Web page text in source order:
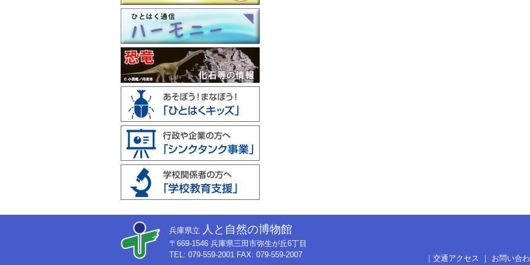
兵庫県立 人と自然の博物館
〒669-1546 兵庫県三田市弥生が丘6丁目
TEL: 079-559-2001 FAX: 079-559-2007
｜ 交通アクセス ｜ お問い合